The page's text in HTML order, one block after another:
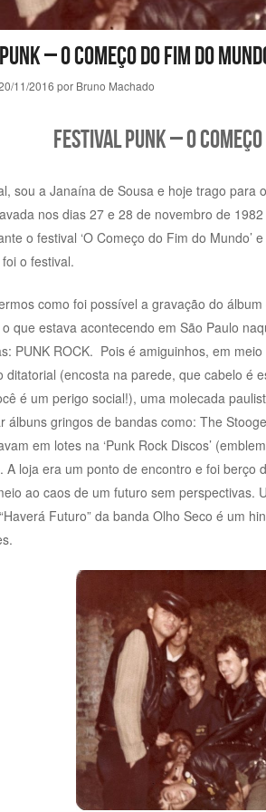
– O Começo do Fim do
11/2016 por Bruno Machado
Festival Punk – O
sou a Janaína de Sousa e hoje trago
nos dias 27 e 28 de novembro de
o festival ‘O Começo do Fim do
o festival.
como foi possível a gravação do
que estava acontecendo em São Paulo
PUNK ROCK. Pois é amiguinhos, em
ditatorial (encosta na parede, que cabelo é
é um perigo social!), uma molecada
álbuns gringos de bandas como: The
em lotes na ‘Punk Rock Discos’
A loja era um ponto de encontro e foi
ao caos de um futuro sem perspectivas.
Futuro” da banda Olho Seco é um